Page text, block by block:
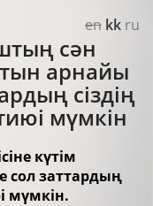
en kk ru
сән
арнайы
сіздің
мүмкін
күтім
сол заттардың
мүмкін.